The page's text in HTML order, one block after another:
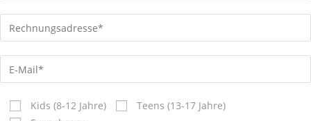
Kids (8-12 Jahre)
Teens (13-17 Jahre)